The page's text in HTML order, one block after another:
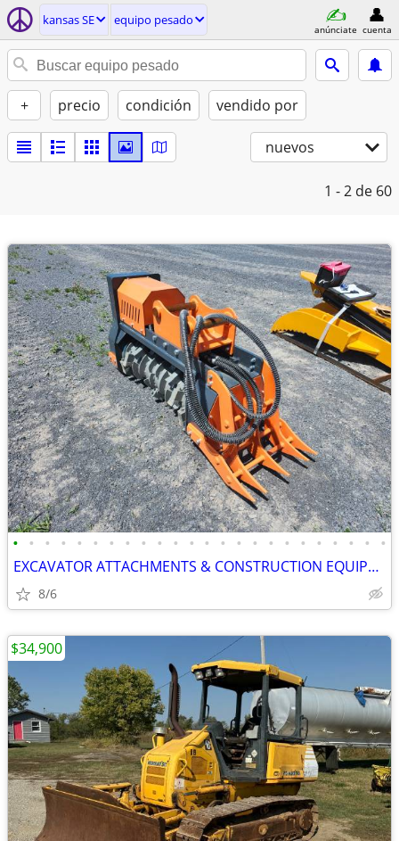
kansas SE equipo pesado
anúnciate cuenta
+ precio condición vendido por
nuevos
1 - 2 de 60
• • • • • • • • • • • • • • • • • • • • • • • •
EXCAVATOR ATTACHMENTS & CONSTRUCTION EQUIPMENT ON SALE!!!
8/6
$34,900